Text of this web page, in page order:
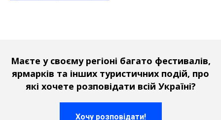
Маєте у своєму регіоні багато фестивалів,
ярмарків та інших туристичних подій, про
які хочете розповідати всій Україні?
Хочу розповідати!